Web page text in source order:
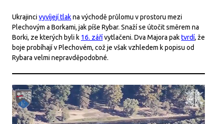
Ukrajincivyvíjejí tlakna východě průlomu v prostoru mezi
Plechovým a Borkami, jak píše Rybar. Snaží se útočit směrem na
Borki, ze kterých byli k 16. zářívytlačeni. Dva Majora paktvrdí, že
boje probíhají v Plechovém, což je však vzhledem k popisu od
Rybara velmi nepravděpodobné.